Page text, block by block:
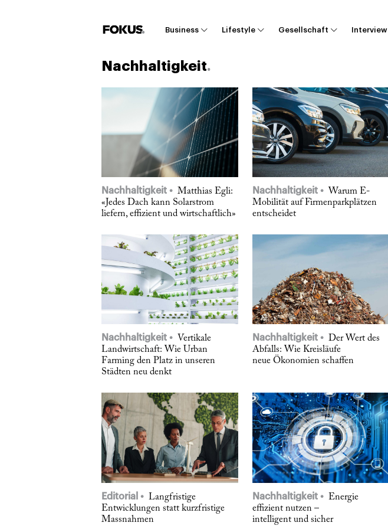
Business Lifestyle Gesellschaft Interview
Nachhaltigkeit
Nachhaltigkeit
Matthias Egli:
«Jedes Dach kann Solarstrom
liefern, effizient und wirtschaftlich»
Nachhaltigkeit
Warum E-
Mobilität auf Firmenparkplätzen
entscheidet
Nachhaltigkeit
Vertikale
Landwirtschaft: Wie Urban
Farming den Platz in unseren
Städten neu denkt
Nachhaltigkeit
Der Wert des
Abfalls: Wie Kreisläufe
neue Ökonomien schaffen
Editorial
Langfristige
Entwicklungen statt kurzfristige
Massnahmen
Nachhaltigkeit
Energie
effizient nutzen –
intelligent und sicher